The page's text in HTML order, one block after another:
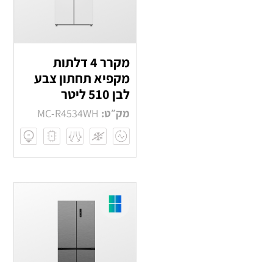
מקרר 4 דלתות
מקפיא תחתון צבע
לבן 510 ליטר
מק״ט: MC-R4534WH